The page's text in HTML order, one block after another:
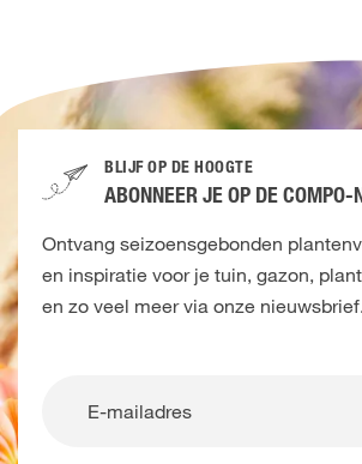
BLIJF OP DE HOOGTE
ABONNEER JE OP DE COMPO-
Ontvang seizoensgebonden
en inspiratie voor je tuin, gazon,
en zo veel meer via onze nieuwsbrief.